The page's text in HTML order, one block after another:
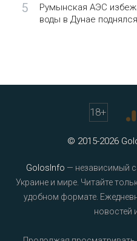
5
Румынская АЭС
воды в Дунае поднялся
18+
© 2015-2026
GolosInfo — независимый
Украине и мире. Читайте
удобном формате.
новостей